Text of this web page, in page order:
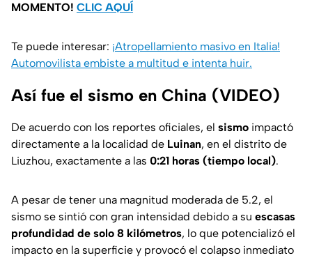
MOMENTO! CLIC AQUÍ
Te puede interesar: ¡Atropellamiento masivo en Italia!
Automovilista embiste a multitud e intenta huir.
Así fue el sismo en China (VIDEO)
De acuerdo con los reportes oficiales, el sismo impactó
directamente a la localidad de Luinan, en el distrito de
Liuzhou, exactamente a las 0:21 horas (tiempo local).
A pesar de tener una magnitud moderada de 5.2, el
sismo se sintió con gran intensidad debido a su escasas
profundidad de solo 8 kilómetros, lo que potencializó el
impacto en la superficie y provocó el colapso inmediato